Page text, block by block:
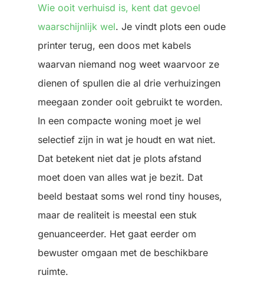
Wie ooit verhuisd is, kent dat gevoel
waarschijnlijk wel. Je vindt plots een oude
printer terug, een doos met kabels
waarvan niemand nog weet waarvoor ze
dienen of spullen die al drie verhuizingen
meegaan zonder ooit gebruikt te worden.
In een compacte woning moet je wel
selectief zijn in wat je houdt en wat niet.
Dat betekent niet dat je plots afstand
moet doen van alles wat je bezit. Dat
beeld bestaat soms wel rond tiny houses,
maar de realiteit is meestal een stuk
genuanceerder. Het gaat eerder om
bewuster omgaan met de beschikbare
ruimte.